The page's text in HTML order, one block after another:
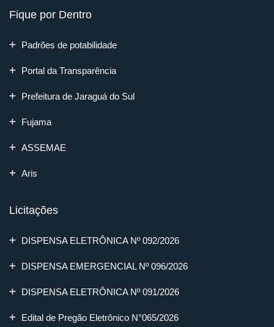
Fique por Dentro
Padrões de potabilidade
Portal da Transparência
Prefeitura de Jaraguá do Sul
Fujama
ASSEMAE
Aris
Licitações
DISPENSA ELETRÔNICA Nº 092/2026
DISPENSA EMERGENCIAL Nº 096/2026
DISPENSA ELETRÔNICA Nº 091/2026
Edital de Pregão Eletrônico N°065/2026